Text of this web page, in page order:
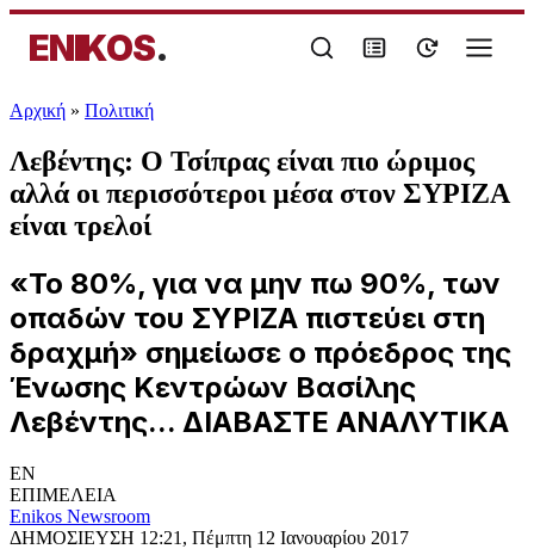
ENIKOS.
Αρχική » Πολιτική
Λεβέντης: Ο Τσίπρας είναι πιο ώριμος
αλλά οι περισσότεροι μέσα στον ΣΥΡΙΖΑ
είναι τρελοί
«Το 80%, για να μην πω 90%, των
οπαδών του ΣΥΡΙΖΑ πιστεύει στη
δραχμή» σημείωσε ο πρόεδρος της
Ένωσης Κεντρώων Βασίλης
Λεβέντης... ΔΙΑΒΑΣΤΕ ΑΝΑΛΥΤΙΚΑ
EN
ΕΠΙΜΕΛΕΙΑ
Enikos Newsroom
ΔΗΜΟΣΙΕΥΣΗ 12:21, Πέμπτη 12 Ιανουαρίου 2017